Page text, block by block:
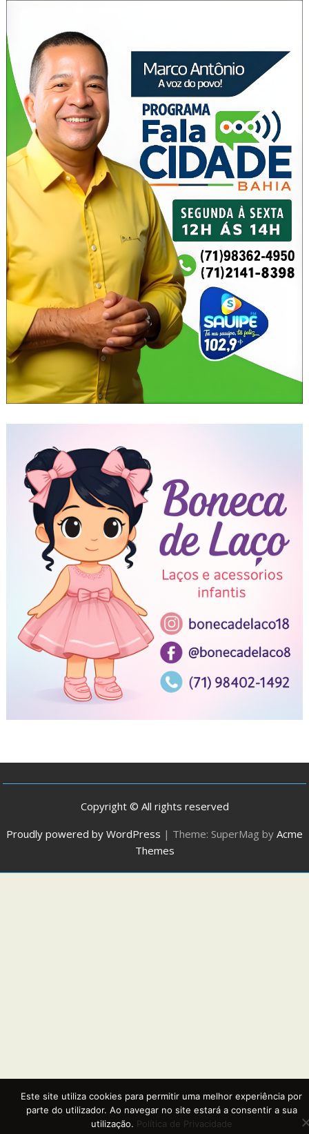
Copyright © All rights reserved
Proudly powered by WordPress | Theme: SuperMag by Acme
Themes
Este site utiliza cookies para permitir uma melhor experiência por
parte do utilizador. Ao navegar no site estará a consentir a sua
utilização. Política de Privacidade